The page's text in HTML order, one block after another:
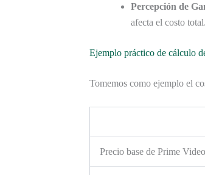
Percepción de
afecta el costo total.
Ejemplo práctico de cálculo
Tomemos como ejemplo el
Precio base de Prime Video